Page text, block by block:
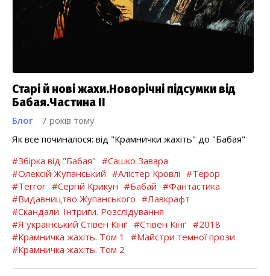
Старі й нові жахи.Новорічні підсумки від
Бабая.Частина ІІ
Блог
7 років тому
Як все починалося: від "Крамнички жахіть" до "Бабая"
#Збірка від "Бабая" #Сашко Завара
#Олексій Жупанський #Алістер Кровлі #Терор
#Terror #Сергій Крикун #Бабай #Фантастика
#Видавництво Жупанського #Лавкрафт
#Скандали. Інтриги. Розслідування
#Я український Стівен Кінґ #Стівен Кінґ #2018
#Крамничка жахіть. Том 1
#Майстри темної прози
#Крамничка жахіть. Том 2